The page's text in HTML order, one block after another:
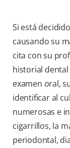
Si está
causando su
cita con su
historial
examen oral,
identificar al
numerosas e
cigarrillos, la
periodontal,